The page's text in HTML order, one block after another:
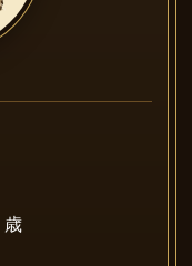
歳